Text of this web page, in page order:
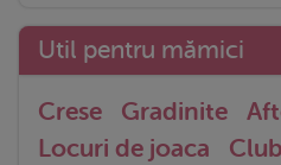
Util pentru mămici
Crese Gradinite
Locuri de joaca